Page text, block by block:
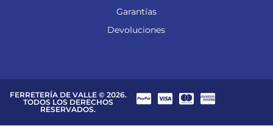
Garantías
Devoluciones
FERRETERÍA DE VALLE © 2026.
TODOS LOS DERECHOS
RESERVADOS.